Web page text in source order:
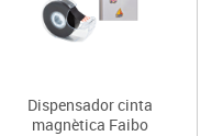
Dispensador cinta
magnètica Faibo